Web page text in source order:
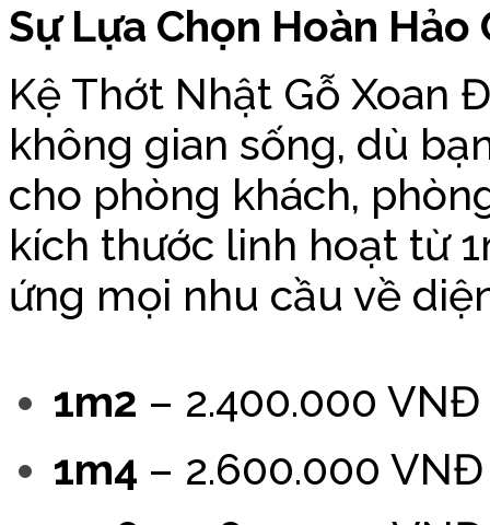
Sự Lựa Chọn Hoàn
Kệ Thớt Nhật Gỗ Xoan
không gian sống, dù
cho phòng khách,
kích thước linh hoạt từ
ứng mọi nhu cầu về
1m2 – 2.400.000 VNĐ
1m4 – 2.600.000 VNĐ